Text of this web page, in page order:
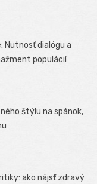
dialógu a
populácií
štýlu na spánok,
ako nájsť zdravý